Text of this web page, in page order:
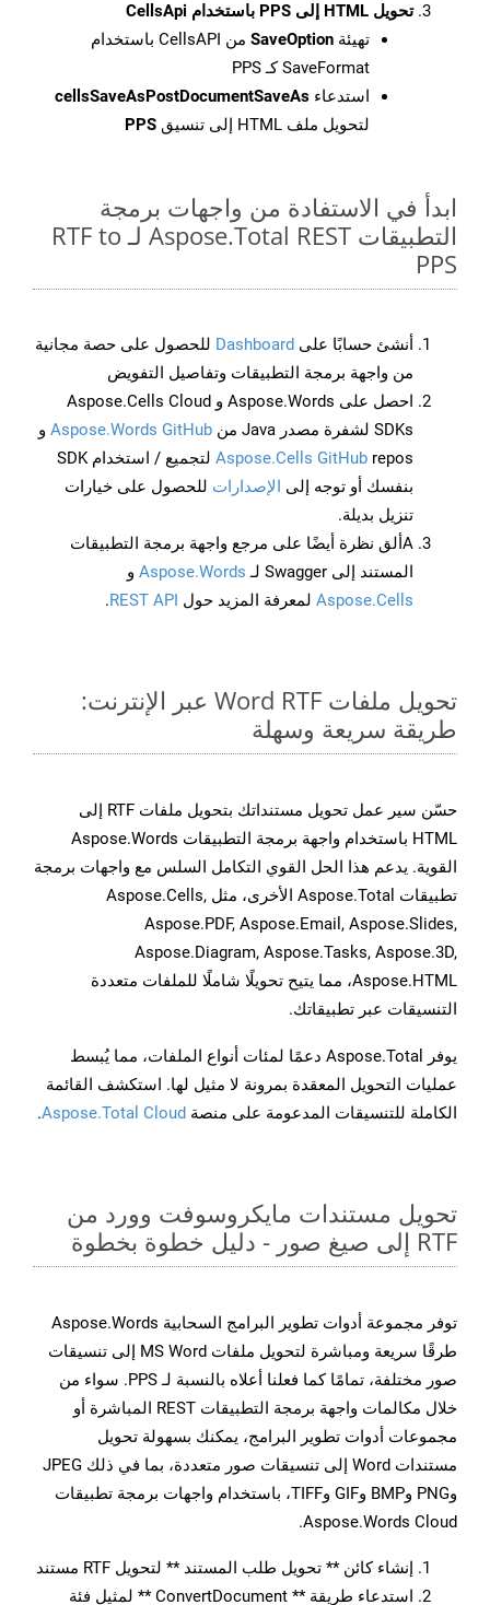
تحويل HTML إلى PPS باستخدام CellsApi
تهيئة SaveOption
من CellsAPI باستخدام
SaveFormat كـ PPS
استدعاء cellsSaveAsPostDocumentSaveAs
لتحويل ملف HTML إلى تنسيق
PPS
ابدأ في الاستفادة من واجهات برمجة
التطبيقات Aspose.Total REST لـ RTF to
PPS
أنشئ حسابًا على Dashboard للحصول على حصة مجانية
من واجهة برمجة التطبيقات وتفاصيل التفويض
احصل على Aspose.Words و Aspose.Cells Cloud
SDKs لشفرة مصدر Java من
Aspose.Words GitHub و
Aspose.Cells GitHub
repos لتجميع / استخدام SDK
بنفسك أو توجه إلى الإصدارات للحصول على خيارات
تنزيل بديلة.
Aألق نظرة أيضًا على مرجع واجهة برمجة التطبيقات
المستند إلى Swagger لـ
Aspose.Words و
Aspose.Cells لمعرفة المزيد حول REST API
.
تحويل ملفات Word RTF عبر الإنترنت:
طريقة سريعة وسهلة
حسّن سير عمل تحويل مستنداتك بتحويل ملفات RTF إلى
HTML باستخدام واجهة برمجة التطبيقات Aspose.Words
القوية. يدعم هذا الحل القوي التكامل السلس مع واجهات برمجة
تطبيقات Aspose.Total الأخرى، مثل Aspose.Cells,
Aspose.PDF, Aspose.Email, Aspose.Slides,
Aspose.Diagram, Aspose.Tasks, Aspose.3D,
Aspose.HTML، مما يتيح تحويلًا شاملًا للملفات متعددة
التنسيقات عبر تطبيقاتك.
يوفر Aspose.Total دعمًا لمئات أنواع الملفات، مما يُبسط
عمليات التحويل المعقدة بمرونة لا مثيل لها. استكشف القائمة
الكاملة للتنسيقات المدعومة على منصة Aspose.Total Cloud
.
تحويل مستندات مايكروسوفت وورد من
RTF إلى صيغ صور - دليل خطوة بخطوة
توفر مجموعة أدوات تطوير البرامج السحابية Aspose.Words
طرقًا سريعة ومباشرة لتحويل ملفات MS Word إلى تنسيقات
صور مختلفة، تمامًا كما فعلنا أعلاه بالنسبة لـ PPS. سواء من
خلال مكالمات واجهة برمجة التطبيقات REST المباشرة أو
مجموعات أدوات تطوير البرامج، يمكنك بسهولة تحويل
مستندات Word إلى تنسيقات صور متعددة، بما في ذلك JPEG
وPNG وBMP وGIF وTIFF، باستخدام واجهات برمجة تطبيقات
Aspose.Words Cloud.
إنشاء كائن ** تحويل طلب المستند ** لتحويل RTF مستند
استدعاء طريقة ** ConvertDocument ** لمثيل فئة